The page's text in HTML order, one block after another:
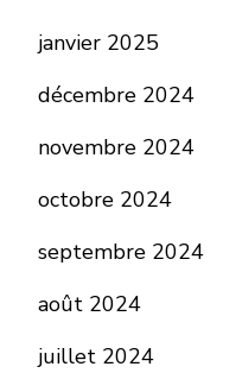
janvier 2025
décembre 2024
novembre 2024
octobre 2024
septembre 2024
août 2024
juillet 2024